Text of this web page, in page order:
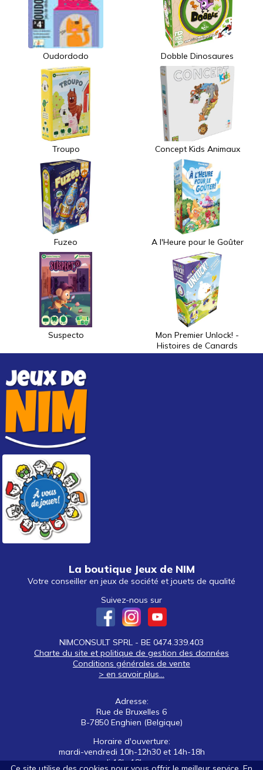
Oudordodo Dobble Dinosaures
Troupo Concept Kids Animaux
Fuzeo A l'Heure pour le Goûter
Suspecto
Mon Premier Unlock! -
Histoires de Canards
La boutique Jeux de NIM
Votre conseiller en jeux de société et jouets de qualité
Suivez-nous sur
NIMCONSULT SPRL - BE 0474.339.403
Charte du site et politique de gestion des données
Conditions générales de vente
> en savoir plus...
Adresse:
Rue de Bruxelles 6
B-7850 Enghien (Belgique)
Horaire d'ouverture:
mardi-vendredi 10h-12h30 et 14h-18h
samedi 10h-18h non stop